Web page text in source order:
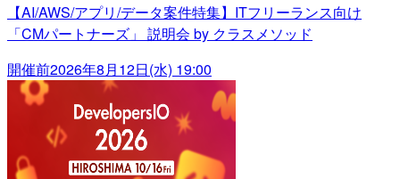
【AI/AWS/アプリ/データ案件特集】ITフリーランス向け
「CMパートナーズ」 説明会 by クラスメソッド
開催前2026年8月12日(水) 19:00